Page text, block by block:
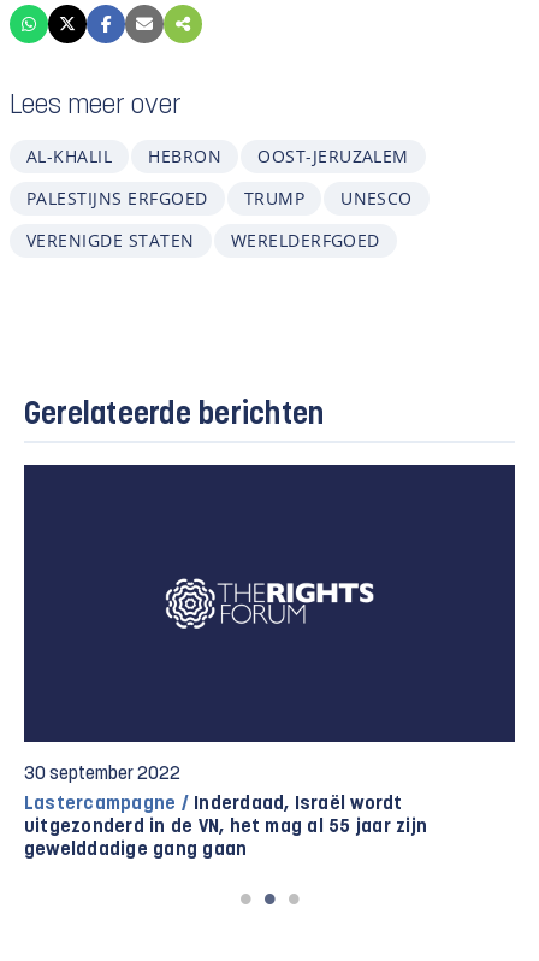
Lees meer over
AL-KHALIL HEBRON
OOST-JERUZALEM
PALESTIJNS ERFGOED
TRUMP
UNESCO
VERENIGDE STATEN
WERELDERFGOED
Gerelateerde berichten
30 september 2022
Lastercampagne /Inderdaad, Israël wordt
uitgezonderd in de VN, het mag al 55 jaar zijn
gewelddadige gang gaan